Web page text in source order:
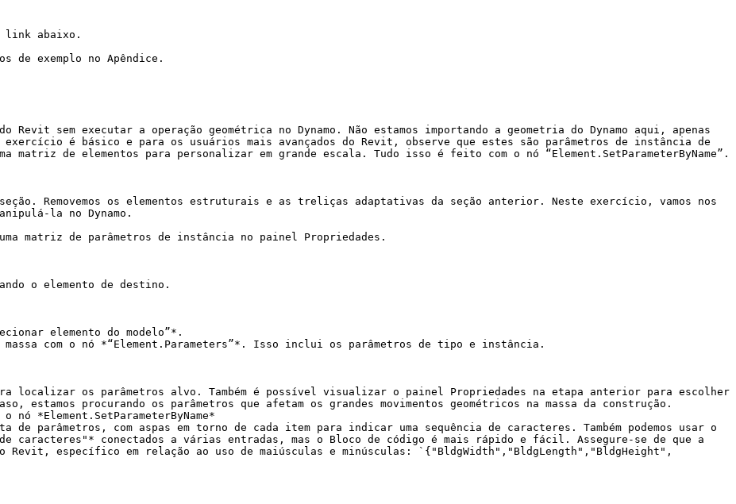
link abaixo.
de exemplo no Apêndice.
sem executar a operação geométrica no Dynamo. Não estamos importando a geometria do Dynamo aqui, apenas
é básico e para os usuários mais avançados do Revit, observe que estes são parâmetros de instância de
matriz de elementos para personalizar em grande escala. Tudo isso é feito com o nó “Element.SetParameterByName”.
Removemos os elementos estruturais e as treliças adaptativas da seção anterior. Neste exercício, vamos nos
la no Dynamo.
matriz de parâmetros de instância no painel Propriedades.
o elemento de destino.
elemento do modelo”*.
com o nó *“Element.Parameters”*. Isso inclui os parâmetros de tipo e instância.
localizar os parâmetros alvo. Também é possível visualizar o painel Propriedades na etapa anterior para escolher
estamos procurando os parâmetros que afetam os grandes movimentos geométricos na massa da construção.
*Element.SetParameterByName*
parâmetros, com aspas em torno de cada item para indicar uma sequência de caracteres. Também podemos usar o
caracteres"* conectados a várias entradas, mas o Bloco de código é mais rápido e fácil. Assegure-se de que a
Revit, específico em relação ao uso de maiúsculas e minúsculas: `{"BldgWidth","BldgLength","BldgHeight",